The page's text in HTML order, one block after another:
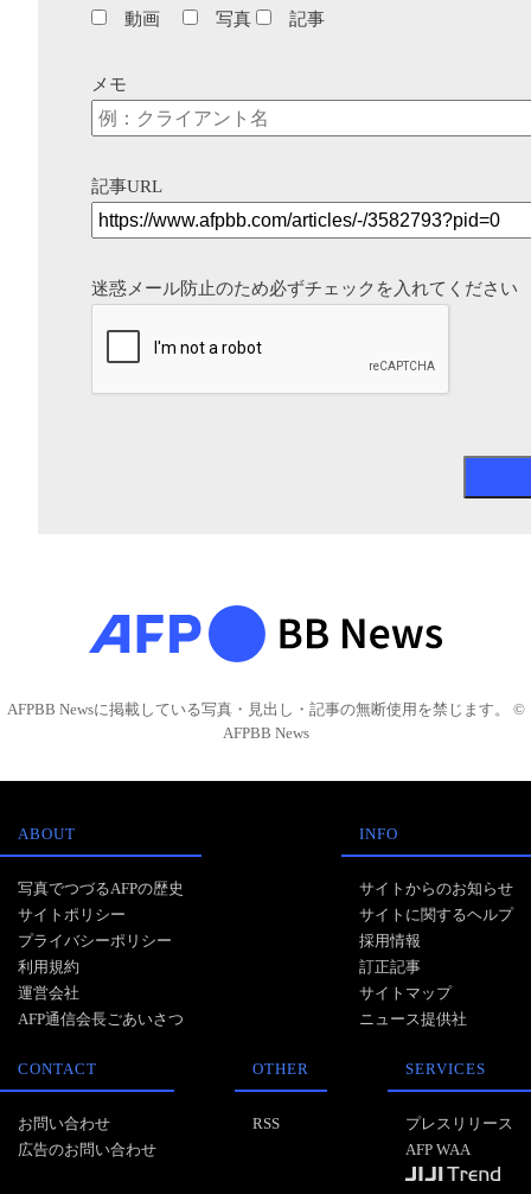
動画
写真 記事
メモ
記事URL
迷惑メール防止のため必ずチェックを入れてください
AFPBB Newsに掲載している写真・見出し・記事の無断使用を禁じます。 ©
AFPBB News
ABOUT
写真でつづるAFPの歴史
サイトポリシー
プライバシーポリシー
利用規約
運営会社
AFP通信会長ごあいさつ
INFO
サイトからのお知らせ
サイトに関するヘルプ
採用情報
訂正記事
サイトマップ
ニュース提供社
CONTACT
お問い合わせ
広告のお問い合わせ
OTHER
RSS
SERVICES
プレスリリース
AFP WAA